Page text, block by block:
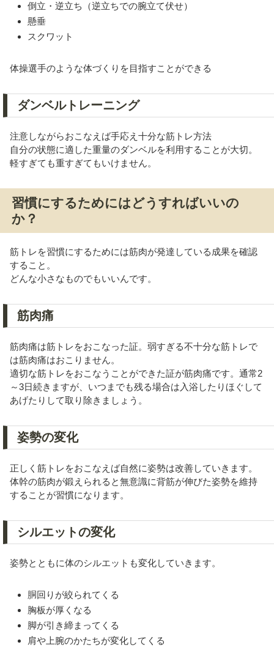
倒立・逆立ち（逆立ちでの腕立て伏せ）
懸垂
スクワット
体操選手のような体づくりを目指すことができる
ダンベルトレーニング
注意しながらおこなえば手応え十分な筋トレ方法
自分の状態に適した重量のダンベルを利用することが大切。
軽すぎても重すぎてもいけません。
習慣にするためにはどうすればいいの
か？
筋トレを習慣にするためには筋肉が発達している成果を確認
すること。
どんな小さなものでもいいんです。
筋肉痛
筋肉痛は筋トレをおこなった証。弱すぎる不十分な筋トレで
は筋肉痛はおこりません。
適切な筋トレをおこなうことができた証が筋肉痛です。通常2
～3日続きますが、いつまでも残る場合は入浴したりほぐして
あげたりして取り除きましょう。
姿勢の変化
正しく筋トレをおこなえば自然に姿勢は改善していきます。
体幹の筋肉が鍛えられると無意識に背筋が伸びた姿勢を維持
することが習慣になります。
シルエットの変化
姿勢とともに体のシルエットも変化していきます。
胴回りが絞られてくる
胸板が厚くなる
脚が引き締まってくる
肩や上腕のかたちが変化してくる